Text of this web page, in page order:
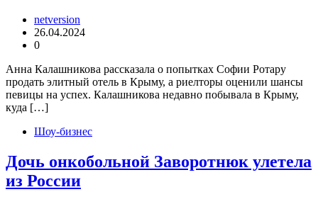
netversion
26.04.2024
0
Анна Калашникова рассказала о попытках Софии Ротару
продать элитный отель в Крыму, а риелторы оценили шансы
певицы на успех. Калашникова недавно побывала в Крыму,
куда […]
Шоу-бизнес
Дочь онкобольной Заворотнюк улетела
из России